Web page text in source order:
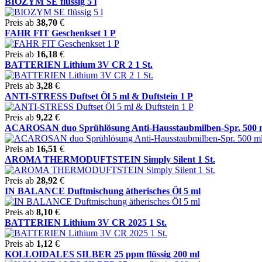
Preis ab 38,70 €
FAHR FIT Geschenkset 1 P
Preis ab 16,18 €
BATTERIEN Lithium 3V CR 2 1 St.
Preis ab 3,28 €
ANTI-STRESS Duftset Öl 5 ml & Duftstein 1 P
Preis ab 9,22 €
ACAROSAN duo Sprühlösung Anti-Hausstaubmilben-Spr. 500
Preis ab 16,51 €
AROMA THERMODUFTSTEIN Simply Silent 1 St.
Preis ab 28,92 €
IN BALANCE Duftmischung ätherisches Öl 5 ml
Preis ab 8,10 €
BATTERIEN Lithium 3V CR 2025 1 St.
Preis ab 1,12 €
KOLLOIDALES SILBER 25 ppm flüssig 200 ml